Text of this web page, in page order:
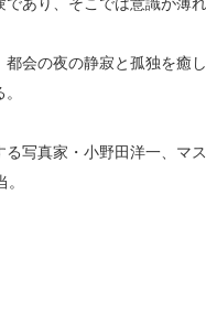
会の夜の静寂と孤独を癒
写真家・小野田洋一、マ